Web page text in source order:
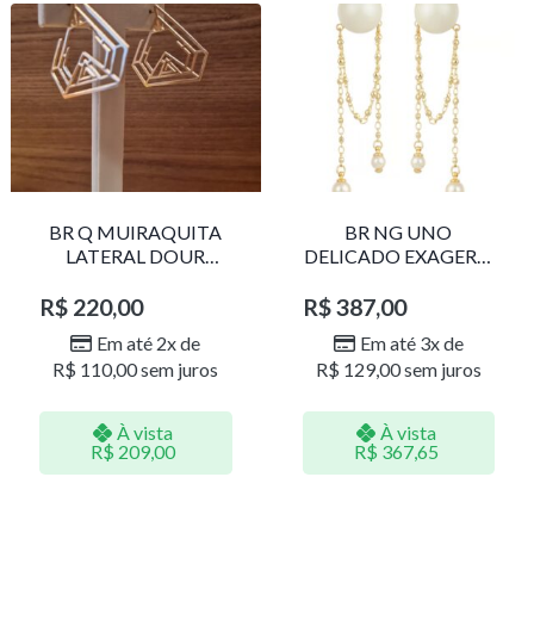
BR Q MUIRAQUITA
LATERAL DOUR
R$ 220,00
Em até 2x de
R$ 110,00sem juros
À vista
R$ 209,00
BR NG UNO
DELICADO EXAGERO
R$387,00
Em até 3x de
R$ 129,00sem juros
À vista
R$ 367,65